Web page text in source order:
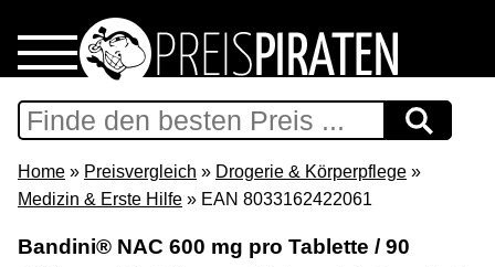
Home
Download
Home » Preisvergleich » Drogerie & Körperpflege »
Medizin & Erste Hilfe » EAN 8033162422061
Bandini® NAC 600 mg pro Tablette / 90